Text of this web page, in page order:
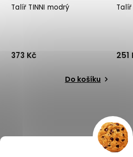
Talíř TINNI modrý
373 Kč
Do košíku
Talíř
251